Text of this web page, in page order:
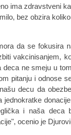
ima zdravstveni
bez obzira
da se fokusira
vakcinisanjem,
deca ne smeju u
pitanju i odnose
decu da
jednokratke
i naša deca
ocenio je